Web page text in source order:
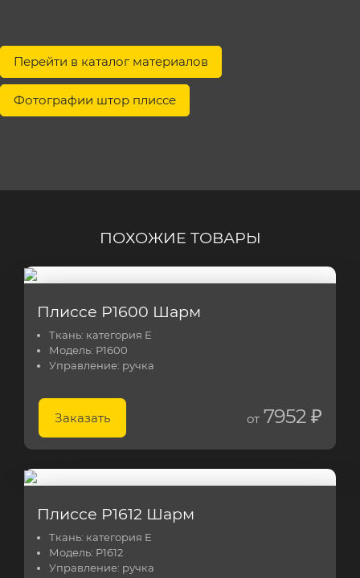
Перейти в каталог материалов
Фотографии штор плиссе
ПОХОЖИЕ ТОВАРЫ
Плиссе Р1600 Шарм
Ткань: категория E
Модель: Р1600
Управление: ручка
Заказать от7952 ₽
Плиссе Р1612 Шарм
Ткань: категория E
Модель: Р1612
Управление: ручка